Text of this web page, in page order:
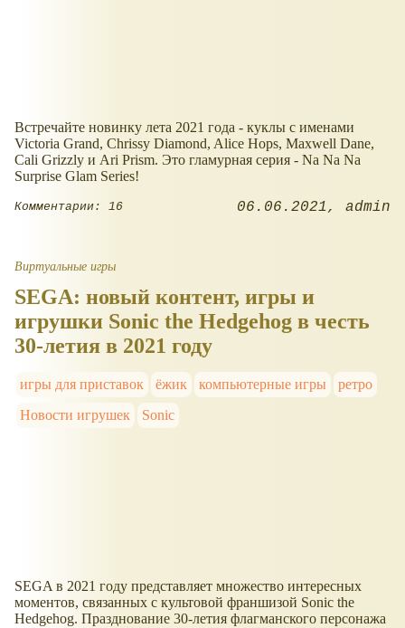
Встречайте новинку лета 2021 года - куклы с именами
Victoria Grand, Chrissy Diamond, Alice Hops, Maxwell Dane,
Cali Grizzly и Ari Prism. Это гламурная серия - Na Na Na
Surprise Glam Series!
Комментарии: 16 06.06.2021 admin
Виртуальные игры
SEGA: новый контент, игры и
игрушки Sonic the Hedgehog в честь
30-летия в 2021 году
игры для приставок ёжик компьютерные игры
ретро
Новости игрушек
Sonic
SEGA в 2021 году представляет множество интересных
моментов, связанных с культовой франшизой Sonic the
Hedgehog. Празднование 30-летия флагманского персонажа